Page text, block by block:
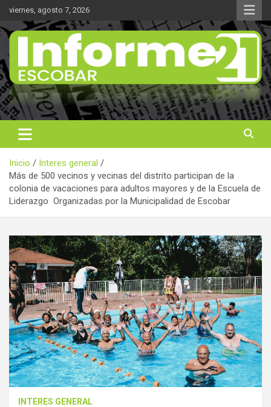
Saltar
contenido
viernes, agosto 7, 2026
Informe 21
Noticas reales
Inicio
Interes general
Más de 500 vecinos y vecinas del distrito participan de la
colonia de vacaciones para adultos mayores y de la Escuela de
Liderazgo Organizadas por la Municipalidad de Escobar
INTERES GENERAL